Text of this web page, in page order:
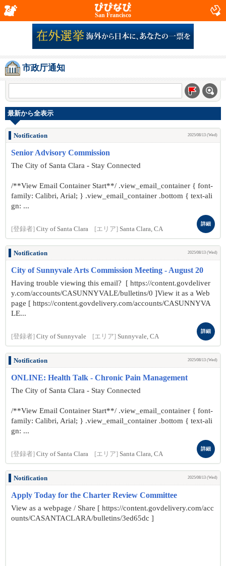
San Francisco
市政厅通知
最新から全表示
Notification 2025/08/13 (Wed)
Senior Advisory Commission
The City of Santa Clara - Stay Connected
/**View Email Container Start**/ .view_email_container { font-
family: Calibri, Arial; } .view_email_container .bottom { text-ali
gn: ...
[登録者] City of Santa Clara [エリア] Santa Clara, CA
詳細
Notification 2025/08/13 (Wed)
City of Sunnyvale Arts Commission Meeting - August 20
Having trouble viewing this email? [ https://content.govdeliver
y.com/accounts/CASUNNYVALE/bulletins/0 ]View it as a Web
page [ https://content.govdelivery.com/accounts/CASUNNYVA
LE...
[登録者] City of Sunnyvale [エリア] Sunnyvale, CA
詳細
Notification 2025/08/13 (Wed)
ONLINE: Health Talk - Chronic Pain Management
The City of Santa Clara - Stay Connected
/**View Email Container Start**/ .view_email_container { font-
family: Calibri, Arial; } .view_email_container .bottom { text-ali
gn: ...
[登録者] City of Santa Clara [エリア] Santa Clara, CA
詳細
Notification 2025/08/13 (Wed)
Apply Today for the Charter Review Committee
View as a webpage / Share [ https://content.govdelivery.com/acc
ounts/CASANTACLARA/bulletins/3ed65dc ]